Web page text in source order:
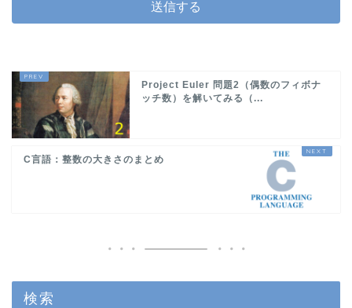
Project Euler 問題2（偶数のフィボナ
ッチ数）を解いてみる（...
C言語：整数の大きさのまとめ
検索